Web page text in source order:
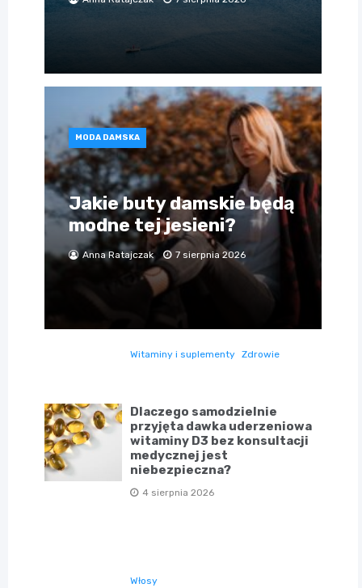
MODA DAMSKA
Jakie buty damskie będą
modne tej jesieni?
Anna Ratajczak 7 sierpnia 2026
Witaminy i suplementy Zdrowie
Dlaczego samodzielnie
przyjęta dawka uderzeniowa
witaminy D3 bez konsultacji
medycznej jest
niebezpieczna?
4 sierpnia 2026
Włosy